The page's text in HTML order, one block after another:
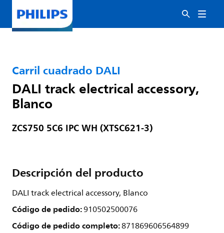
Carril cuadrado DALI
DALI track electrical accessory,
Blanco
ZCS750 5C6 IPC WH (XTSC621-3)
Descripción del producto
DALI track electrical accessory, Blanco
Código de pedido:910502500076
Código de pedido completo:871869606564899